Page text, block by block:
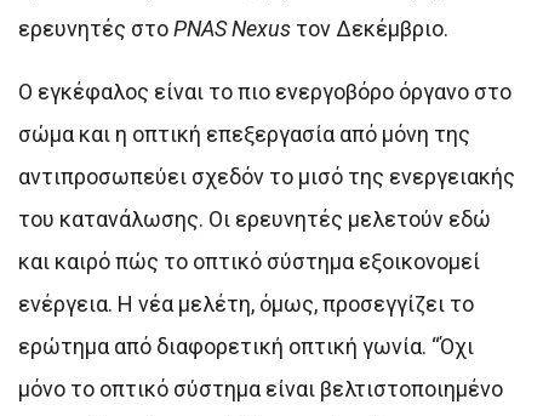
ερευνητές στοPNAS Nexus τον Δεκέμβριο.
Ο εγκέφαλος είναι το πιο ενεργοβόρο όργανο στο
σώμα και η οπτική επεξεργασία από μόνη της
αντιπροσωπεύει σχεδόν το μισό της ενεργειακής
του κατανάλωσης. Οι ερευνητές μελετούν εδώ
και καιρό πώς το οπτικό σύστημα εξοικονομεί
ενέργεια. Η νέα μελέτη, όμως, προσεγγίζει το
ερώτημα από διαφορετική οπτική γωνία. “Όχι
μόνο το οπτικό σύστημα είναι βελτιστοποιημένο